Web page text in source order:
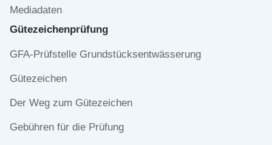
Mediadaten
Gütezeichen­prüfung
Navigation
GFA-Prüfstelle Grundstücksentwässerung
Gütezeichen
Der Weg zum Gütezeichen
Gebühren für die Prüfung